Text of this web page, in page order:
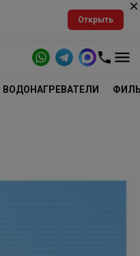
Открыть
ВОДОНАГРЕВАТЕЛИ